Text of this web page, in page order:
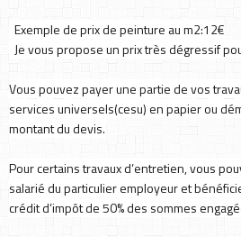
Exemple de prix de peinture au m2:12€
Je vous propose un prix très dégressif
Vous pouvez payer une partie de vos
services universels(cesu) en papier ou
montant du devis.
Pour certains travaux d’entretien, vous
salarié du particulier employeur et
crédit d’impôt de 50% des sommes